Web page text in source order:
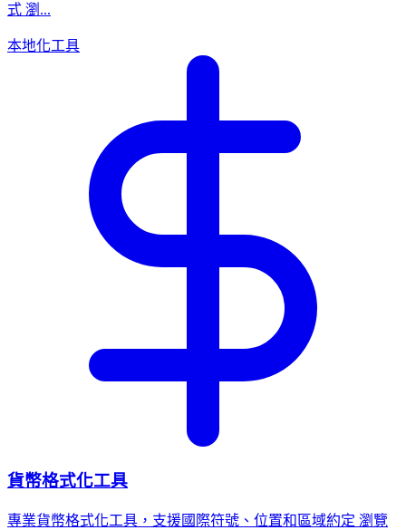
式 瀏...
本地化工具
貨幣格式化工具
專業貨幣格式化工具，支援國際符號、位置和區域約定 瀏覽